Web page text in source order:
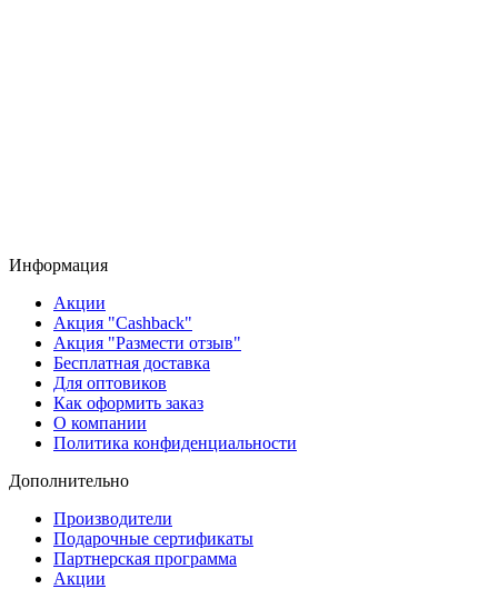
Информация
Акции
Акция "Cashback"
Акция "Размести отзыв"
Бесплатная доставка
Для оптовиков
Как оформить заказ
О компании
Политика конфиденциальности
Дополнительно
Производители
Подарочные сертификаты
Партнерская программа
Акции